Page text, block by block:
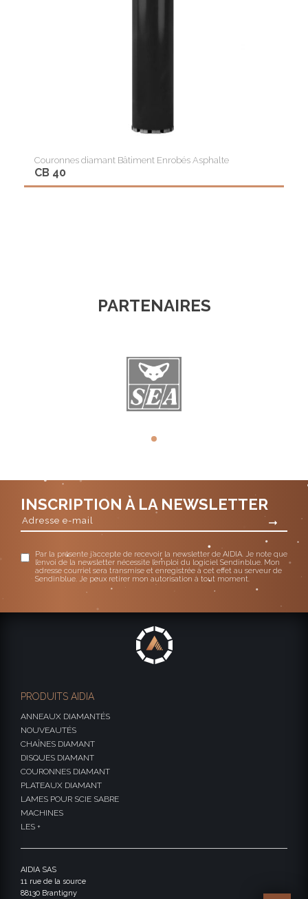
Couronnes diamant Bâtiment Enrobés Asphalte
CB 40
PARTENAIRES
INSCRIPTION À LA NEWSLETTER
Par la présente j’accepte de recevoir la newsletter de AIDIA. Je note que
l’envoi de la newsletter nécessite l’emploi du logiciel Sendinblue. Mon
adresse courriel sera transmise et enregistrée à cet effet au serveur de
Sendinblue. Je peux retirer mon autorisation à tout moment.
PRODUITS AIDIA
ANNEAUX DIAMANTÉS
NOUVEAUTÉS
CHAÎNES DIAMANT
DISQUES DIAMANT
COURONNES DIAMANT
PLATEAUX DIAMANT
LAMES POUR SCIE SABRE
MACHINES
LES +
AIDIA SAS
11 rue de la source
88130 Brantigny